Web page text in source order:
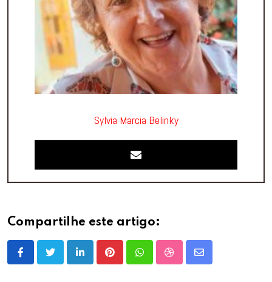
Sylvia Marcia Belinky
Compartilhe este artigo:
LinkedInPinterestWhatsappStumbleUpon
Share